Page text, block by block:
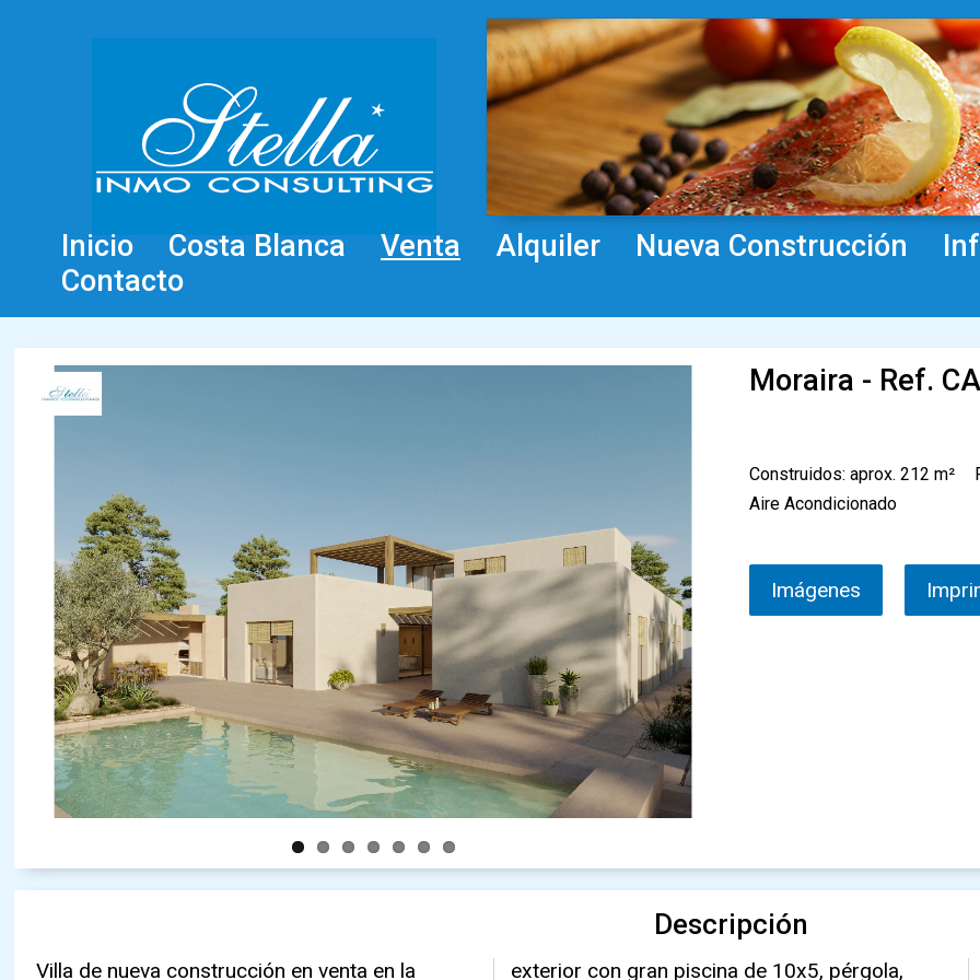
Inicio Costa Blanca Venta Alquiler Nueva Construcción
Contacto
Moraira - Ref.
Construidos: aprox. 212 m²
Aire Acondicionado
Imágenes
Descripción
Villa de nueva construcción en venta en la
exterior con gran piscina de 10x5, pérgola,
suelo radiante y aire acondicionado